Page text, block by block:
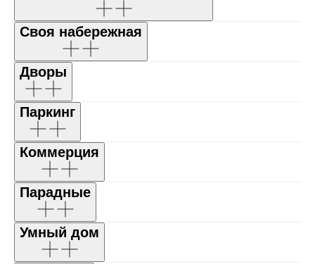
Своя набережная
Дворы
Паркинг
Коммерция
Парадные
Умный дом